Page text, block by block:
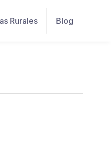
Rurales Blog